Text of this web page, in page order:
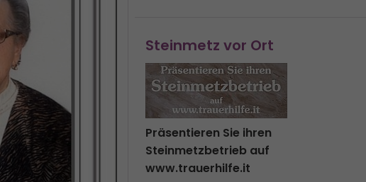
Steinmetz vor Ort
Präsentieren Sie ihren
Steinmetzbetrieb auf
www.trauerhilfe.it